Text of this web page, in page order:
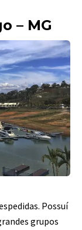
– MG
Possuí
grupos